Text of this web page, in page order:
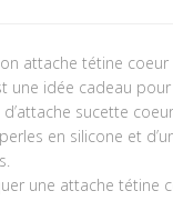
attache tétine
une idée cadeau
sucette
en silicone et
une attache tétine